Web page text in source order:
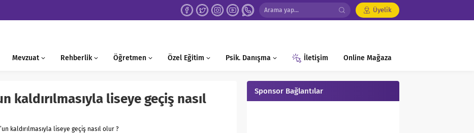
Üyelik
Mevzuat Rehberlik Öğretmen Özel Eğitim Psik. Danışma İletişim Online Mağaza
kaldırılmasıyla liseye geçiş nasıl
kaldırılmasıyla liseye geçiş nasıl olur ?
Sponsor Bağlantılar